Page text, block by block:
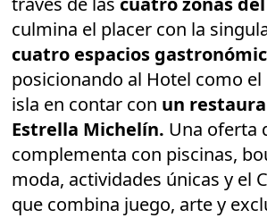
culmina el placer con la
cuatro espacios
posicionando al Hotel como
isla en contar con un
Estrella Michelín. Una oferta
complementa con piscinas,
moda, actividades únicas y el
que combina juego, arte y